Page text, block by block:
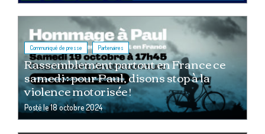
Communiqué de presse , Partenaires
Rassemblement partout en France ce
samedi : pour Paul, disons stop à la
violence motorisée !
Posté le18 octobre 2024